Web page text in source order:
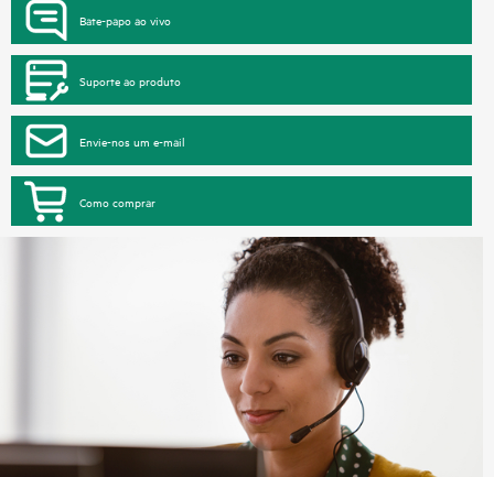
Bate-papo ao vivo
Suporte ao produto
Envie-nos um e-mail
Como comprar